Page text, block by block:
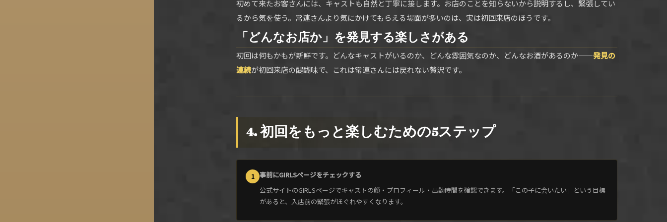
初めて来たお客さんには、キャストも自然と丁寧に接します。お店のことを知らないから説明するし、緊張してい
るから気を使う。常連さんより気にかけてもらえる場面が多いのは、実は初回来店のほうです。
「どんなお店か」を発見する楽しさがある
初回は何もかもが新鮮です。どんなキャストがいるのか、どんな雰囲気なのか、どんなお酒があるのか——発見の
連続が初回来店の醍醐味で、これは常連さんには戻れない贅沢です。
4. 初回をもっと楽しむための5ステップ
1 事前にGIRLSページをチェックする
公式サイトのGIRLSページでキャストの顔・プロフィール・出勤時間を確認できます。「この子に会いたい」という目標
があると、入店前の緊張がほぐれやすくなります。